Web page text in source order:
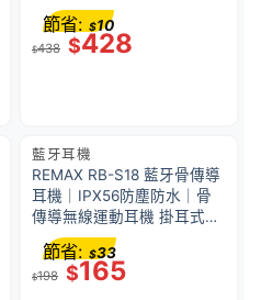
白色 SS91WH
$438 $428
節省: $10
藍牙耳機
REMAX RB-S18 藍牙骨傳導
耳機｜IPX56防塵防水｜骨
傳導無線運動耳機 掛耳式無
線耳機 運動耳機 黑色
$198 $165
節省: $33